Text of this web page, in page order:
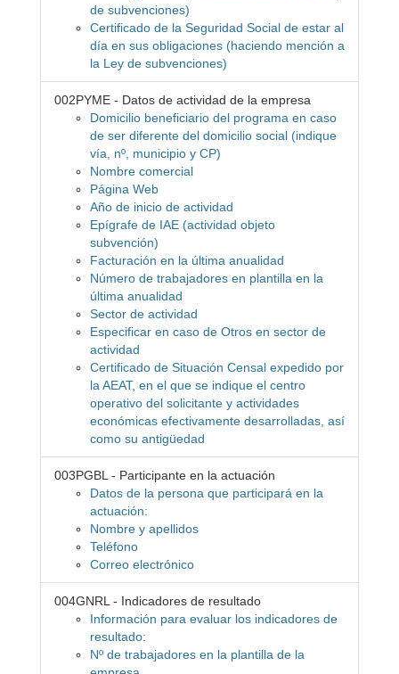
de subvenciones)
Certificado de la Seguridad Social de estar al
día en sus obligaciones (haciendo mención a
la Ley de subvenciones)
002PYME - Datos de actividad de la empresa
Domicilio beneficiario del programa en caso
de ser diferente del domicilio social (indique
vía, nº, municipio y CP)
Nombre comercial
Página Web
Año de inicio de actividad
Epígrafe de IAE (actividad objeto
subvención)
Facturación en la última anualidad
Número de trabajadores en plantilla en la
última anualidad
Sector de actividad
Especificar en caso de Otros en sector de
actividad
Certificado de Situación Censal expedido por
la AEAT, en el que se indique el centro
operativo del solicitante y actividades
económicas efectivamente desarrolladas, así
como su antigüedad
003PGBL - Participante en la actuación
Datos de la persona que participará en la
actuación:
Nombre y apellidos
Teléfono
Correo electrónico
004GNRL - Indicadores de resultado
Información para evaluar los indicadores de
resultado:
Nº de trabajadores en la plantilla de la